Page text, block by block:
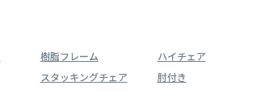
樹脂フレーム ハイチェア
スタッキングチェア 肘付き